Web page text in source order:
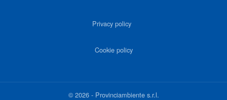
Privacy policy
Cookie policy
©2026- Provinciambiente s.r.l.